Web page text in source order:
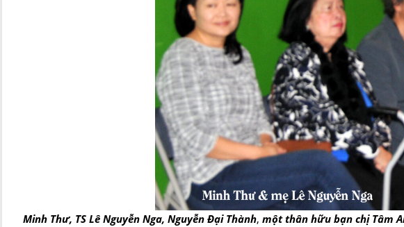
Minh Thư, TS Lê Nguyễn Nga, Nguyễn Đại Thành, một thân hữu bạn chị Tâm